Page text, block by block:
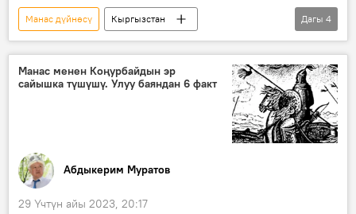
Манас дүйнөсү
Кыргызстан
Манас эпосу
Көкөтөйдүн ашы
ат чабыш
эр эңиш
Кыргыздын көркөм өнөрү, белгилүү инсандары жөнүндө фактылар
Дагы 4
Манас менен Коңурбайдын эр
сайышка түшүшү. Улуу баяндан 6 факт
Абдыкерим Муратов
29 Үчтүн айы 2023, 20:17